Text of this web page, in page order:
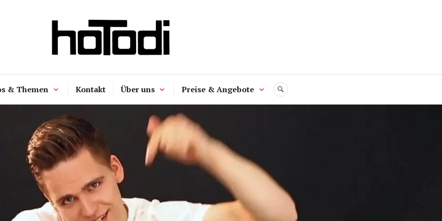
hoTodi
& Themen Kontakt Über uns Preise & Angebote SUCHE